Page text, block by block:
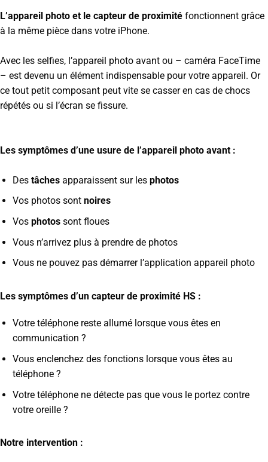
L’appareil photo et le capteur de proximité fonctionnent grâce
à la même pièce dans votre iPhone.
Avec les selfies, l’appareil photo avant ou – caméra FaceTime
– est devenu un élément indispensable pour votre appareil. Or
ce tout petit composant peut vite se casser en cas de chocs
répétés ou si l’écran se fissure.
Les symptômes d’une usure de l’appareil photo avant :
Des tâchesapparaissent sur les photos
Vos photos sont noires
Vos photossont floues
Vous n’arrivez plus à prendre de photos
Vous ne pouvez pas démarrer l’application appareil photo
Les symptômes d’un capteur de proximité HS :
Votre téléphone reste allumé lorsque vous êtes en
communication ?
Vous enclenchez des fonctions lorsque vous êtes au
téléphone ?
Votre téléphone ne détecte pas que vous le portez contre
votre oreille ?
Notre intervention :